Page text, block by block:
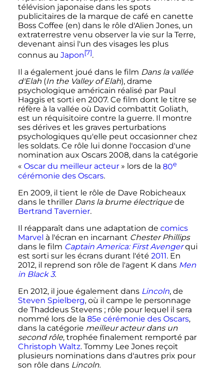
télévision japonaise dans les spots
publicitaires de la marque de café en canette
Boss Coffee (en) dans le rôle d'Alien Jones, un
extraterrestre venu observer la vie sur la Terre,
devenant ainsi l'un des visages les plus
connus au Japon[7].
Il a également joué dans le film Dans la vallée
d'Elah(In the Valley of Elah), drame
psychologique américain réalisé par Paul
Haggis et sorti en 2007. Ce film dont le titre se
réfère à la vallée où David combattit Goliath,
est un réquisitoire contre la guerre. Il montre
ses dérives et les graves perturbations
psychologiques qu'elle peut occasionner chez
les soldats. Ce rôle lui donne l'occasion d'une
nomination aux Oscars 2008, dans la catégorie
« Oscar du meilleur acteur » lors de la 80e
cérémonie des Oscars.
En 2009, il tient le rôle de Dave Robicheaux
dans le thriller Dans la brume électriquede
Bertrand Tavernier.
Il réapparaît dans une adaptation de comics
Marvel à l'écran en incarnant Chester Phillips
dans le film Captain America: First Avengerqui
est sorti sur les écrans durant l'été 2011. En
2012, il reprend son rôle de l'agent K dans Men
in Black 3.
En 2012, il joue également dans Lincoln, de
Steven Spielberg, où il campe le personnage
de Thaddeus Stevens ; rôle pour lequel il sera
nommé lors de la 85e cérémonie des Oscars,
dans la catégorie meilleur acteur dans un
second rôle, trophée finalement remporté par
Christoph Waltz. Tommy Lee Jones reçoit
plusieurs nominations dans d'autres prix pour
son rôle dans Lincoln.